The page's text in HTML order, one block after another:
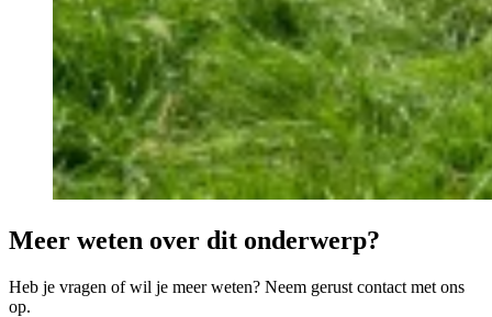
Meer weten over dit onderwerp?
Heb je vragen of wil je meer weten? Neem gerust contact met ons
op.